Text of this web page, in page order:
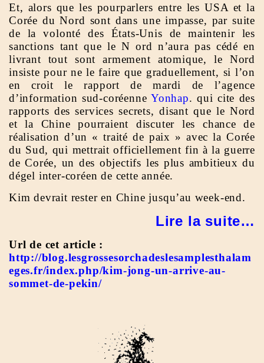
Et, alors que les pourparlers entre les USA et la
Corée du Nord sont dans une impasse, par suite
de la volonté des États-Unis de maintenir les
sanctions tant que le N ord n’aura pas cédé en
livrant tout sont armement atomique, le Nord
insiste pour ne le faire que graduellement, si l’on
en croit le rapport de mardi de l’agence
d’information sud-coréenne Yonhap. qui cite des
rapports des services secrets, disant que le Nord
et la Chine pourraient discuter les chance de
réalisation d’un « traité de paix » avec la Corée
du Sud, qui mettrait officiellement fin à la guerre
de Corée, un des objectifs les plus ambitieux du
dégel inter-coréen de cette année.
Kim devrait rester en Chine jusqu’au week-end.
Lire la suite…
Url de cet article :
http://blog.lesgrossesorchadeslesamplesthalam
eges.fr/index.php/kim-jong-un-arrive-au-
sommet-de-pekin/